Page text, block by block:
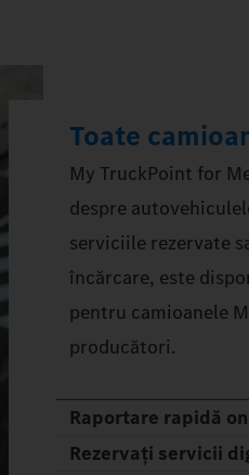
Toate
My TruckPoint for
despre
serviciile rezervate
încărcare, este
pentru camioanele
producători.
Raportare rapidă
Rezervați servicii